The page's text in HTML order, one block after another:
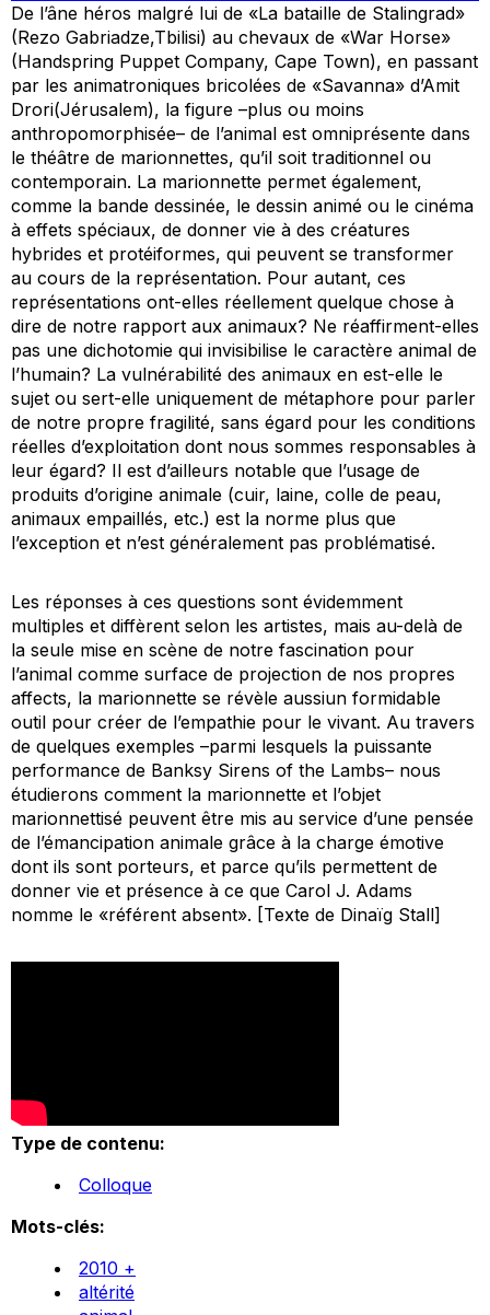
De l’âne héros malgré lui de «La bataille de Stalingrad»
(Rezo Gabriadze,Tbilisi) au chevaux de «War Horse»
(Handspring Puppet Company, Cape Town), en passant
par les animatroniques bricolées de «Savanna» d’Amit
Drori(Jérusalem), la figure –plus ou moins
anthropomorphisée– de l’animal est omniprésente dans
le théâtre de marionnettes, qu’il soit traditionnel ou
contemporain. La marionnette permet également,
comme la bande dessinée, le dessin animé ou le cinéma
à effets spéciaux, de donner vie à des créatures
hybrides et protéiformes, qui peuvent se transformer
au cours de la représentation. Pour autant, ces
représentations ont-elles réellement quelque chose à
dire de notre rapport aux animaux? Ne réaffirment-elles
pas une dichotomie qui invisibilise le caractère animal de
l’humain? La vulnérabilité des animaux en est-elle le
sujet ou sert-elle uniquement de métaphore pour parler
de notre propre fragilité, sans égard pour les conditions
réelles d’exploitation dont nous sommes responsables à
leur égard? Il est d’ailleurs notable que l’usage de
produits d’origine animale (cuir, laine, colle de peau,
animaux empaillés, etc.) est la norme plus que
l’exception et n’est généralement pas problématisé.
Les réponses à ces questions sont évidemment
multiples et diffèrent selon les artistes, mais au-delà de
la seule mise en scène de notre fascination pour
l’animal comme surface de projection de nos propres
affects, la marionnette se révèle aussiun formidable
outil pour créer de l’empathie pour le vivant. Au travers
de quelques exemples –parmi lesquels la puissante
performance de Banksy Sirens of the Lambs– nous
étudierons comment la marionnette et l’objet
marionnettisé peuvent être mis au service d’une pensée
de l’émancipation animale grâce à la charge émotive
dont ils sont porteurs, et parce qu’ils permettent de
donner vie et présence à ce que Carol J. Adams
nomme le «référent absent». [Texte de Dinaïg Stall]
Type de contenu:
Colloque
Mots-clés:
2010 +
altérité